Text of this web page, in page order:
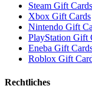
Steam Gift Cards
Xbox Gift Cards
Nintendo Gift
PlayStation Gift
Eneba Gift
Roblox Gift
Rechtliches